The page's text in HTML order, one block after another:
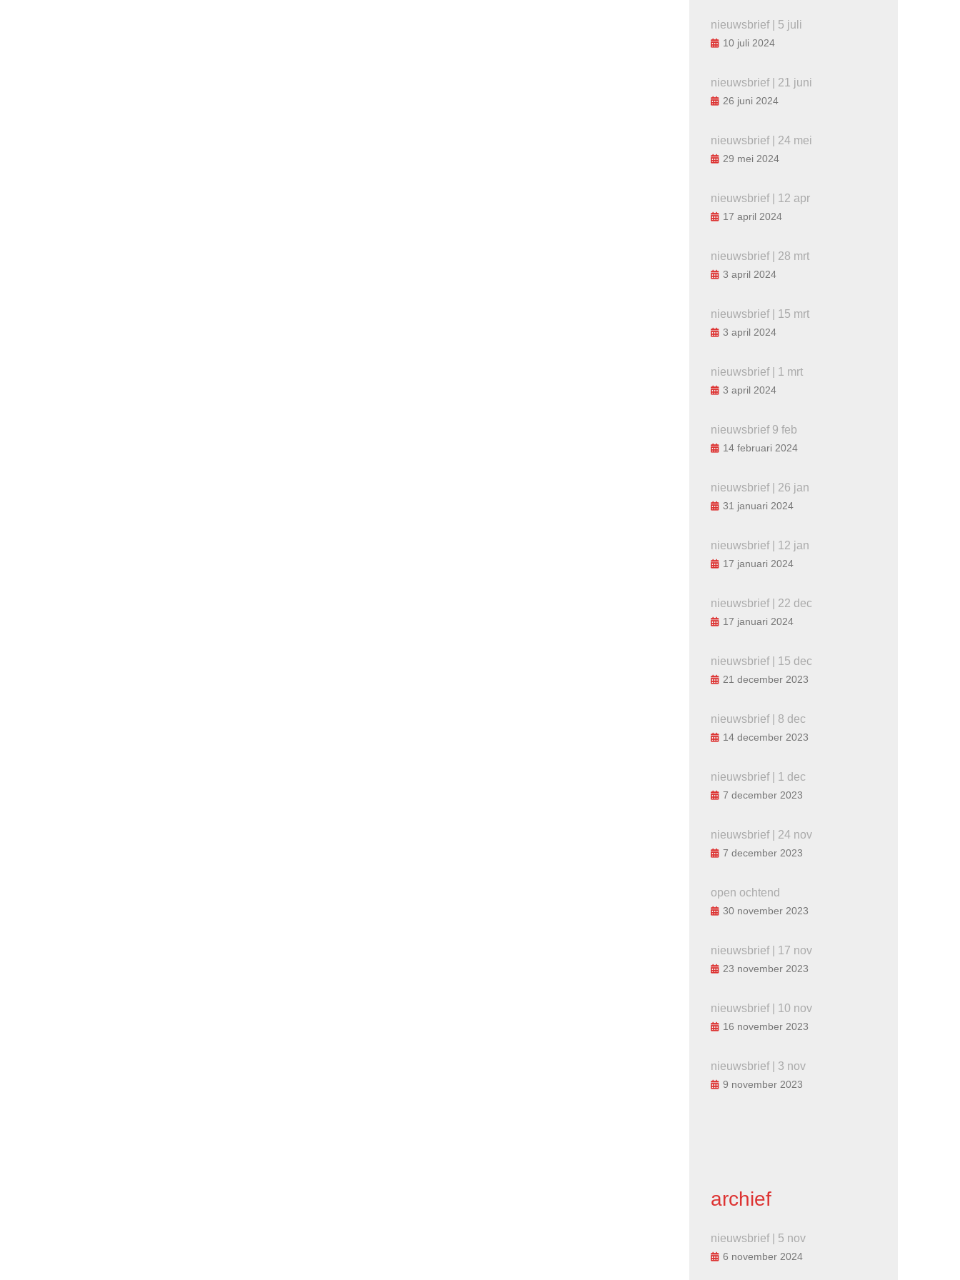
nieuwsbrief | 5 juli
10 juli 2024
nieuwsbrief | 21 juni
26 juni 2024
nieuwsbrief | 24 mei
29 mei 2024
nieuwsbrief | 12 apr
17 april 2024
nieuwsbrief | 28 mrt
3 april 2024
nieuwsbrief | 15 mrt
3 april 2024
nieuwsbrief | 1 mrt
3 april 2024
nieuwsbrief 9 feb
14 februari 2024
nieuwsbrief | 26 jan
31 januari 2024
nieuwsbrief | 12 jan
17 januari 2024
nieuwsbrief | 22 dec
17 januari 2024
nieuwsbrief | 15 dec
21 december 2023
nieuwsbrief | 8 dec
14 december 2023
nieuwsbrief | 1 dec
7 december 2023
nieuwsbrief | 24 nov
7 december 2023
open ochtend
30 november 2023
nieuwsbrief | 17 nov
23 november 2023
nieuwsbrief | 10 nov
16 november 2023
nieuwsbrief | 3 nov
9 november 2023
archief
nieuwsbrief | 5 nov
6 november 2024